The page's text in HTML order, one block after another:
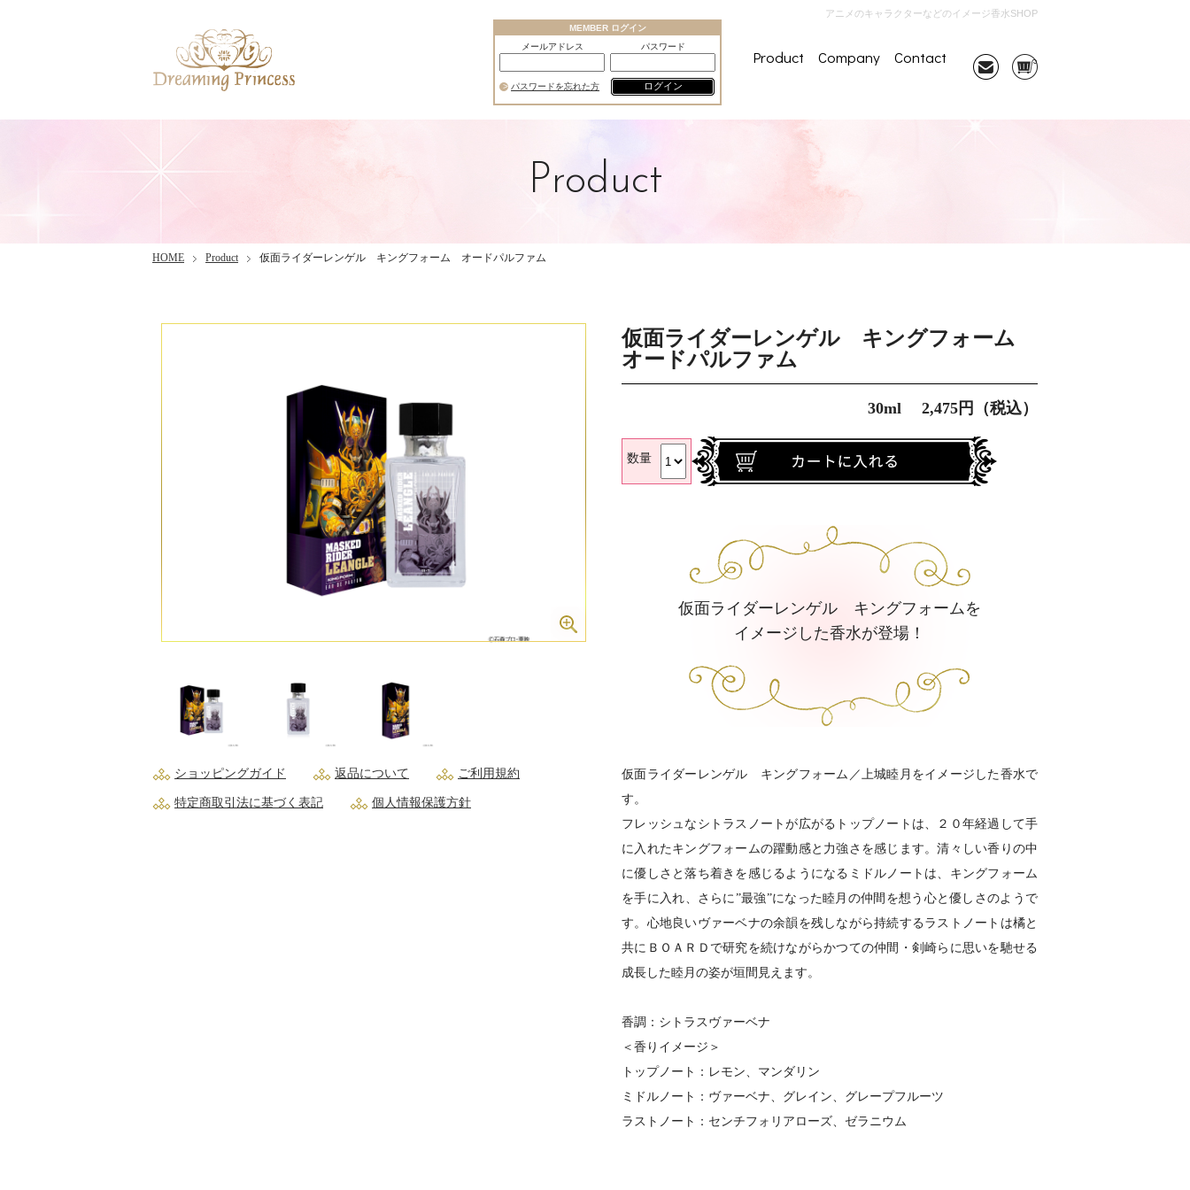
アニメのキャラクターなどのイメージ香水SHOP
Product Company Contact
MEMBER ログイン
メールアドレス
パスワード
パスワードを忘れた方 ログイン
Product
HOME Product 仮面ライダーレンゲル キングフォーム オードパルファム
ショッピングガイド 返品について ご利用規約
特定商取引法に基づく表記 個人情報保護方針
仮面ライダーレンゲル キングフォーム
オードパルファム
30ml 2,475円（税込）
数量
仮面ライダーレンゲル キングフォームを
イメージした香水が登場！
仮面ライダーレンゲル キングフォーム／上城睦月をイメージした香水で
す。
フレッシュなシトラスノートが広がるトップノートは、２０年経過して手
に入れたキングフォームの躍動感と力強さを感じます。清々しい香りの中
に優しさと落ち着きを感じるようになるミドルノートは、キングフォーム
を手に入れ、さらに”最強”になった睦月の仲間を想う心と優しさのようで
す。心地良いヴァーベナの余韻を残しながら持続するラストノートは橘と
共にＢＯＡＲＤで研究を続けながらかつての仲間・剣崎らに思いを馳せる
成長した睦月の姿が垣間見えます。
香調：シトラスヴァーベナ
＜香りイメージ＞
トップノート：レモン、マンダリン
ミドルノート：ヴァーベナ、グレイン、グレープフルーツ
ラストノート：センチフォリアローズ、ゼラニウム